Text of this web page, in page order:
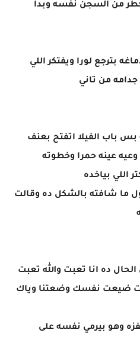
من السجن نفسه وبدأ
بترجع لورا ويفتكر اللي
من تاني
بس باب الفيلا اتفتح بعنف
عينه حمرا وخطوته
اللي بياخده
ما شافته بالشكل ده وقالت
ده انا تعبت والله تعبت
ضيعت نفسك وضعتنا وياك
وهو بيرمي نفسه على